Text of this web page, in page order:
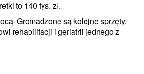
to 140 tys. zł.
Gromadzone są kolejne sprzęty,
rehabilitacji i geriatrii jednego z